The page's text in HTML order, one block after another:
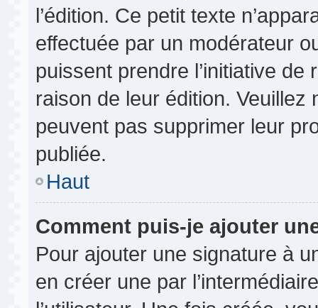
l’édition. Ce petit texte
effectuée par un modérateur
puissent prendre l’initiative
raison de leur édition.
peuvent pas supprimer leur
publiée.
Haut
Comment puis-je ajouter
Pour ajouter une signature à
en créer une par